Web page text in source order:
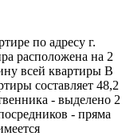
по адресу г.
расположена на 2
всей квартиры В
составляет 48,2
- выделено 2
- пряма